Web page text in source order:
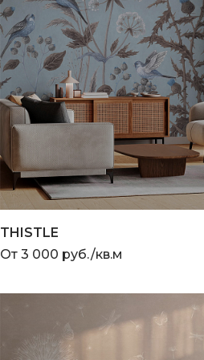
THISTLE
От 3 000 руб./кв.м